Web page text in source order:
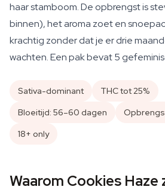
haar stamboom. De opbrengst is
binnen), het aroma zoet en
krachtig zonder dat je er drie
wachten. Een pak bevat 5
Sativa-dominant
THC tot 25%
Bloeitijd: 56–60 dagen
18+ only
Waarom Cookies Haze